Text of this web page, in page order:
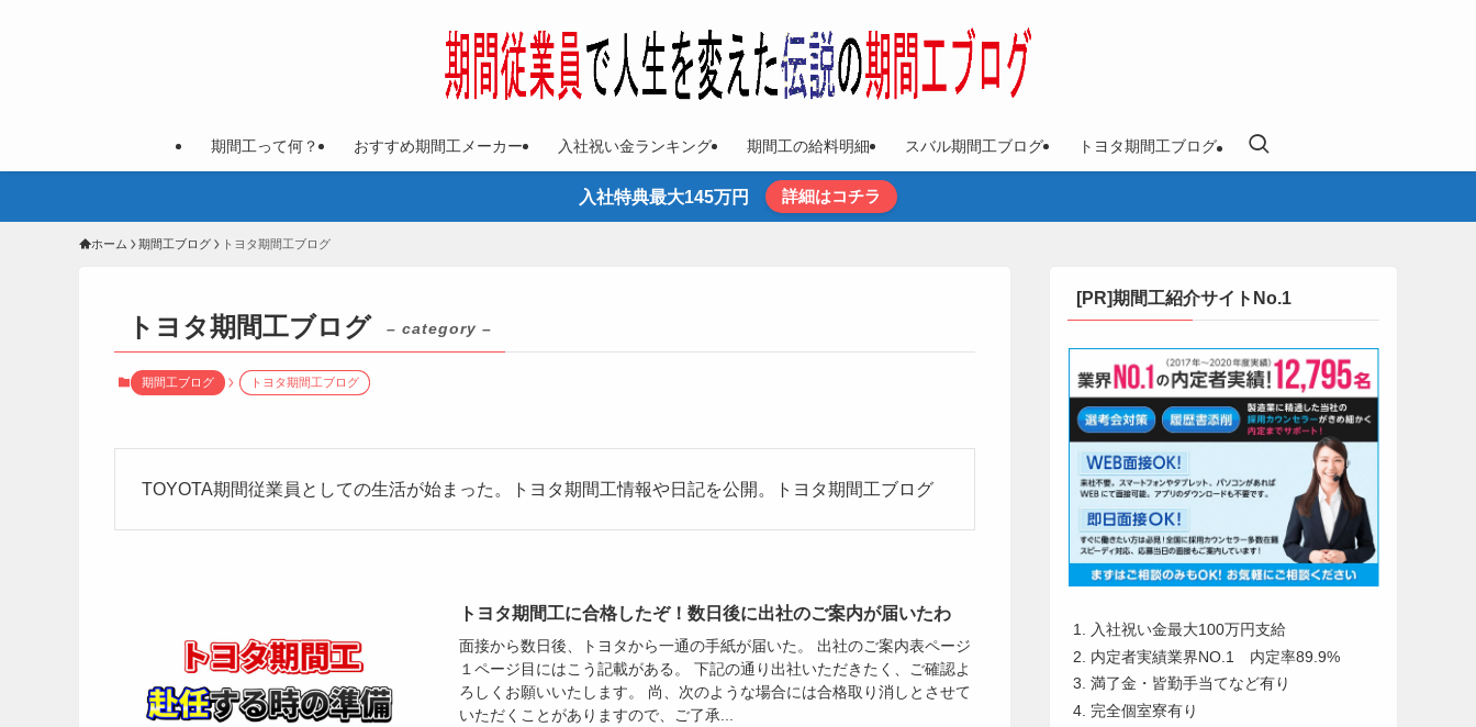
期間工って何？ おすすめ期間工メーカー 入社祝い金ランキング 期間工の給料明細 スバル期間工ブログ トヨタ期間工ブログ
入社特典最大145万円 詳細はコチラ
ホーム 期間工ブログ トヨタ期間工ブログ
トヨタ期間工ブログ – category –
期間工ブログ トヨタ期間工ブログ
TOYOTA期間従業員としての生活が始まった。トヨタ期間工情報や日記を公開。トヨタ期間工ブログ
トヨタ期間工に合格したぞ！数日後に出社のご案内が届いたわ
面接から数日後、トヨタから一通の手紙が届いた。 出社のご案内表ページ
１ページ目にはこう記載がある。 下記の通り出社いただきたく、ご確認よ
ろしくお願いいたします。 尚、次のような場合には合格取り消しとさせて
いただくことがありますので、ご了承...
[PR]期間工紹介サイトNo.1
入社祝い金最大100万円支給
内定者実績業界NO.1 内定率89.9%
満了金・皆勤手当てなど有り
完全個室寮有り